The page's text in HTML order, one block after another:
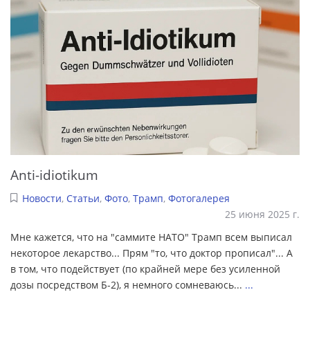
Anti-idiotikum
Новости, Статьи, Фото, Трамп, Фотогалерея
25 июня 2025 г.
Мне кажется, что на "саммите НАТО" Трамп всем выписал
некоторое лекарство... Прям "то, что доктор прописал"... А
в том, что подействует (по крайней мере без усиленной
дозы посредством Б-2), я немного сомневаюсь... ...